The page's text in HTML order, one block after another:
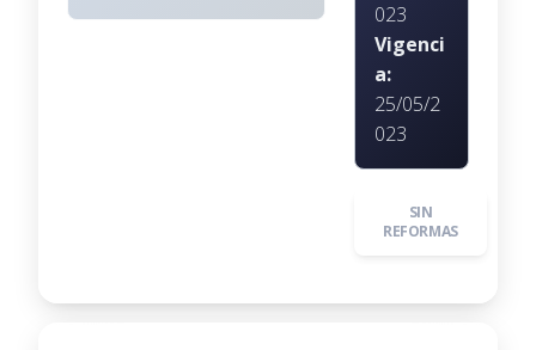
023
Vigenci
a:
25/05/2
023
SIN
REFORMAS